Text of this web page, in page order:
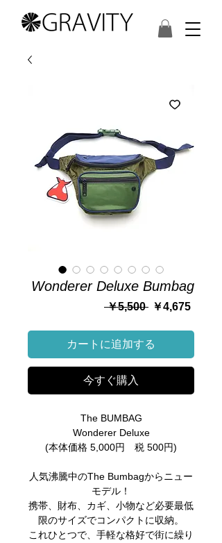
Wonderer Deluxe Bumbag
￥5,500 通
価
格
￥4,675セ
ル
格
カートに追加する
今すぐ購入
The BUMBAG
Wonderer Deluxe
(本体価格 5,000円 税 500円)
人気沸騰中のThe Bumbagからニュー
モデル！
携帯、財布、カギ、小物など必要最低
限のサイズでコンパクトに収納。
これひとつで、手軽な格好で街に繰り